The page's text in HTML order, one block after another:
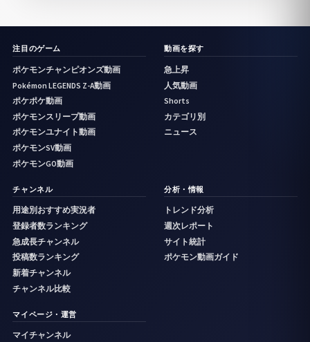
注目のゲーム
ポケモンチャンピオンズ動画
Pokémon LEGENDS Z-A動画
ポケポケ動画
ポケモンスリープ動画
ポケモンユナイト動画
ポケモンSV動画
ポケモンGO動画
動画を探す
急上昇
人気動画
Shorts
カテゴリ別
ニュース
チャンネル
用途別おすすめ実況者
登録者数ランキング
急成長チャンネル
投稿数ランキング
新着チャンネル
チャンネル比較
分析・情報
トレンド分析
週次レポート
サイト統計
ポケモン動画ガイド
マイページ・運営
マイチャンネル